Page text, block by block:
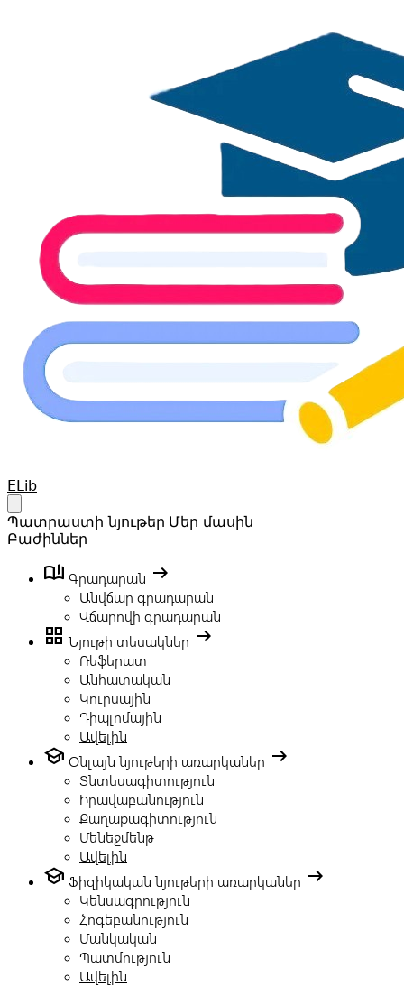
Your Company
ELib
Պատրաստի նյութեր Մեր մասին
Բաժիններ
book_ribbon Գրադարան arrow_right_alt
Անվճար գրադարան
Վճարովի գրադարան
grid_view Նյութի տեսակներ arrow_right_alt
Ռեֆերատ
Անհատական
Կուրսային
Դիպլոմային
Ավելին
school Օնլայն նյութերի առարկաներ arrow_right_alt
Տնտեսագիտություն
Իրավաբանություն
Քաղաքագիտություն
Մենեջմենթ
Ավելին
school Ֆիզիկական նյութերի առարկաներ arrow_right_alt
Կենսագրություն
Հոգեբանություն
Մանկական
Պատմություն
Ավելին